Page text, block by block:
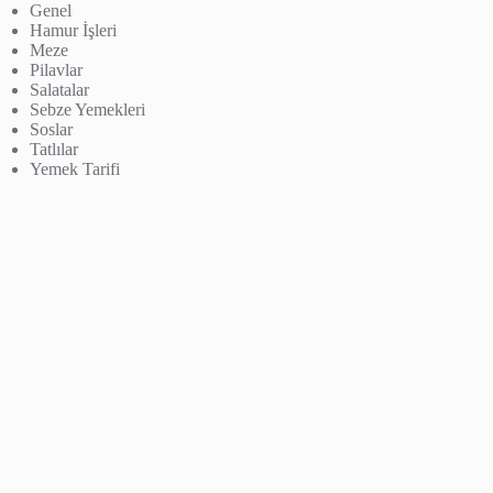
Genel
Hamur İşleri
Meze
Pilavlar
Salatalar
Sebze Yemekleri
Soslar
Tatlılar
Yemek Tarifi